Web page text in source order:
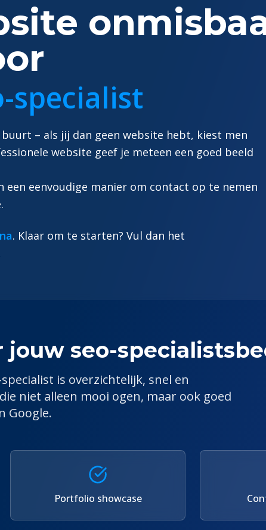
specialist
– als jij dan geen website hebt, kiest men
website geef je meteen een goed beeld
eenvoudige manier om contact op te nemen
. Klaar om te starten? Vul dan het
jouw seo-specialist
is overzichtelijk, snel en
niet alleen mooi ogen, maar ook goed
Google.
Portfolio showcase